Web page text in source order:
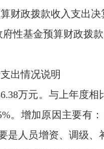
政拨款收入支出决
性基金预算财政拨
出情况说明
万元。与上年度相
。增加原因主要有
是人员增资、调级、